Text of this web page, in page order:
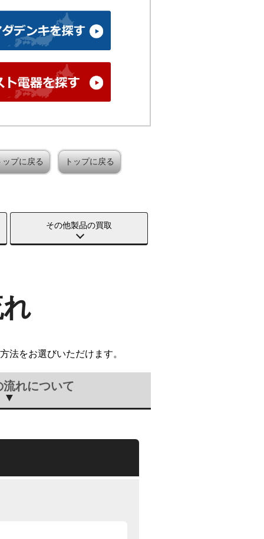
ップに戻る トップに戻る
その他製品の買取
法をお選びいただけます。
れについて